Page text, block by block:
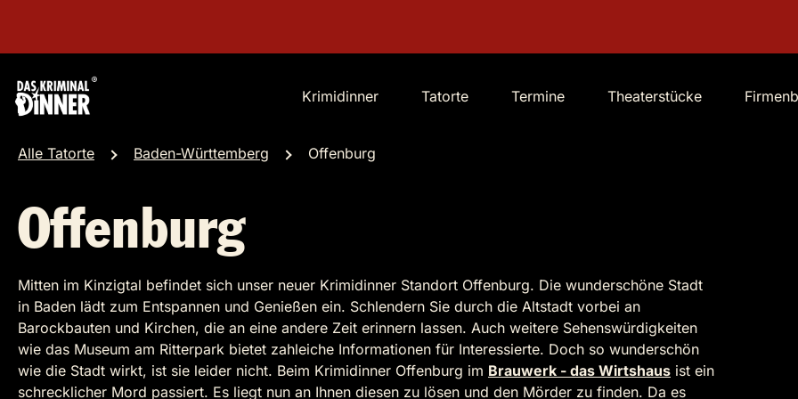
Krimidinner Tatorte Termine Theaterstücke
Alle Tatorte Baden-Württemberg Offenburg
Offenburg
Mitten im Kinzigtal befindet sich unser neuer Krimidinner Standort Offenburg. Die wunderschöne Stadt
in Baden lädt zum Entspannen und Genießen ein. Schlendern Sie durch die Altstadt vorbei an
Barockbauten und Kirchen, die an eine andere Zeit erinnern lassen. Auch weitere Sehenswürdigkeiten
wie das Museum am Ritterpark bietet zahleiche Informationen für Interessierte. Doch so wunderschön
wie die Stadt wirkt, ist sie leider nicht. Beim Krimidinner Offenburg im Brauwerk - das Wirtshaus ist ein
schrecklicher Mord passiert. Es liegt nun an Ihnen diesen zu lösen und den Mörder zu finden. Da es